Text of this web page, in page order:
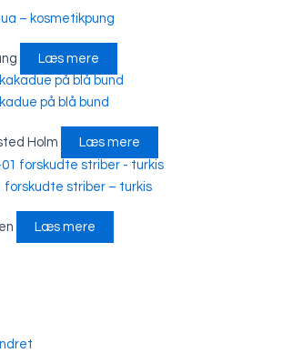
– kosmetikpung
Læs mere
på blå bund
Holm Læs mere
forskudte striber – turkis
Læs mere